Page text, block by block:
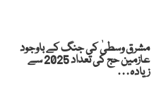
مشرق وسطیٰ کی جنگ کے باوجود
عازمین حج کی تعداد 2025 سے
زیادہ…